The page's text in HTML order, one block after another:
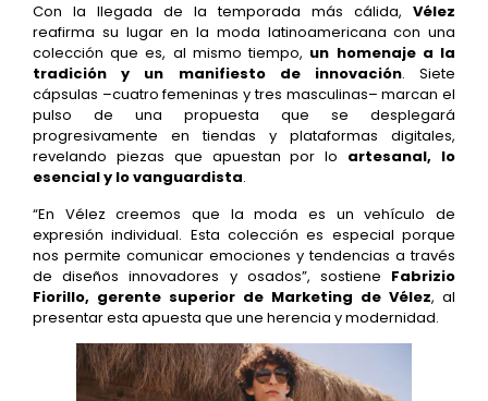
Con la llegada de la temporada más cálida, Vélez
reafirma su lugar en la moda latinoamericana con una
colección que es, al mismo tiempo, un homenaje a la
tradición y un manifiesto de innovación. Siete
cápsulas –cuatro femeninas y tres masculinas– marcan el
pulso de una propuesta que se desplegará
progresivamente en tiendas y plataformas digitales,
revelando piezas que apuestan por lo artesanal, lo
esencial y lo vanguardista.
“En Vélez creemos que la moda es un vehículo de
expresión individual. Esta colección es especial porque
nos permite comunicar emociones y tendencias a través
de diseños innovadores y osados”, sostiene Fabrizio
Fiorillo, gerente superior de Marketing de Vélez, al
presentar esta apuesta que une herencia y modernidad.